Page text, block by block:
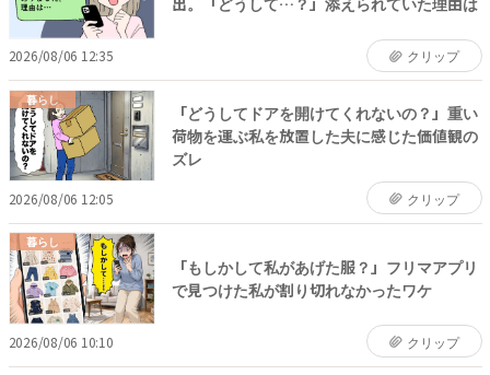
2026/08/06 12:35 クリップ
暮らし
「どうしてドアを開けてくれないの？」重い
荷物を運ぶ私を放置した夫に感じた価値観の
ズレ
2026/08/06 12:05 クリップ
暮らし
「もしかして私があげた服？」フリマアプリ
で見つけた私が割り切れなかったワケ
2026/08/06 10:10 クリップ